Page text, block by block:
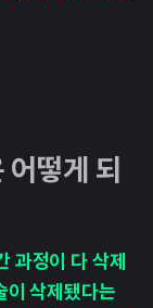
어떻게 되
과정이 다 삭제
이 삭제됐다는